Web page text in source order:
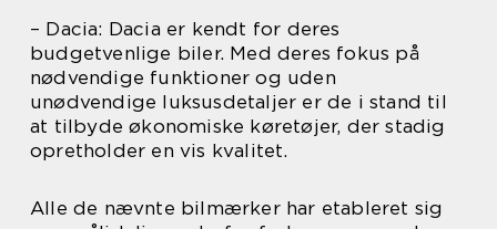
– Dacia: Dacia er kendt for deres
budgetvenlige biler. Med deres fokus på
nødvendige funktioner og uden
unødvendige luksusdetaljer er de i stand til
at tilbyde økonomiske køretøjer, der stadig
opretholder en vis kvalitet.
Alle de nævnte bilmærker har etableret sig